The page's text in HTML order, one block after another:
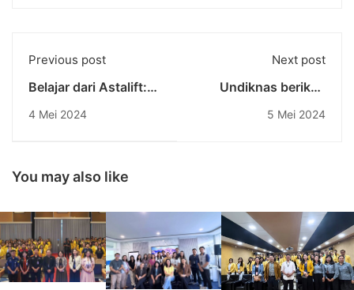
Previous post
Belajar dari Astalift:
terbaru dari Fujifilm
perusahaan
4 Mei 2024
Next post
Undiknas berikan
dosen berprestasi
5 Mei 2024
You may also like